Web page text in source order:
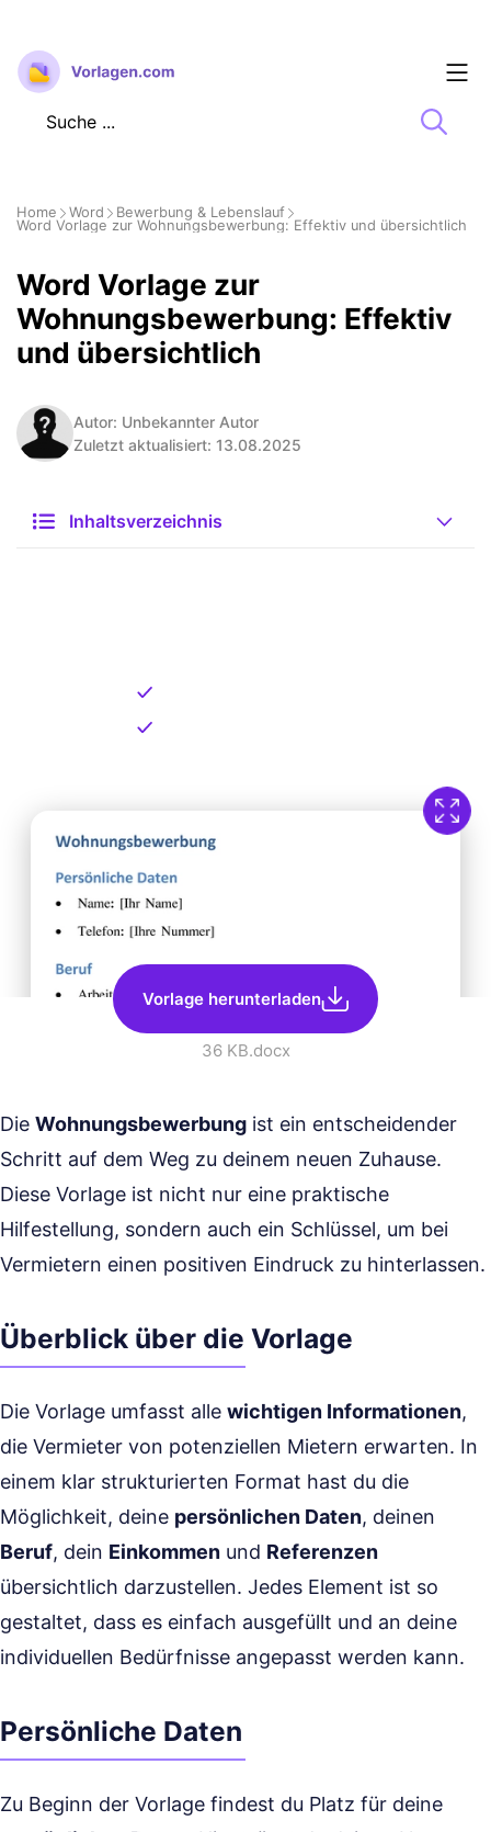
Zum
Inhalt
springen
Home Word
Bewerbung & Lebenslauf
Word Vorlage zur Wohnungsbewerbung: Effektiv und übersichtlich
Word Vorlage zur
Wohnungsbewerbung: Effektiv
und übersichtlich
Autor: Unbekannter Autor
Zuletzt aktualisiert: 13.08.2025
Inhaltsverzeichnis
Vorlage herunterladen
36 KB.docx
Die Wohnungsbewerbung ist ein entscheidender
Schritt auf dem Weg zu deinem neuen Zuhause.
Diese Vorlage ist nicht nur eine praktische
Hilfestellung, sondern auch ein Schlüssel, um bei
Vermietern einen positiven Eindruck zu hinterlassen.
Überblick über die Vorlage
Die Vorlage umfasst alle wichtigen Informationen,
die Vermieter von potenziellen Mietern erwarten. In
einem klar strukturierten Format hast du die
Möglichkeit, deine persönlichen Daten, deinen
Beruf, dein Einkommen und Referenzen
übersichtlich darzustellen. Jedes Element ist so
gestaltet, dass es einfach ausgefüllt und an deine
individuellen Bedürfnisse angepasst werden kann.
Persönliche Daten
Zu Beginn der Vorlage findest du Platz für deine